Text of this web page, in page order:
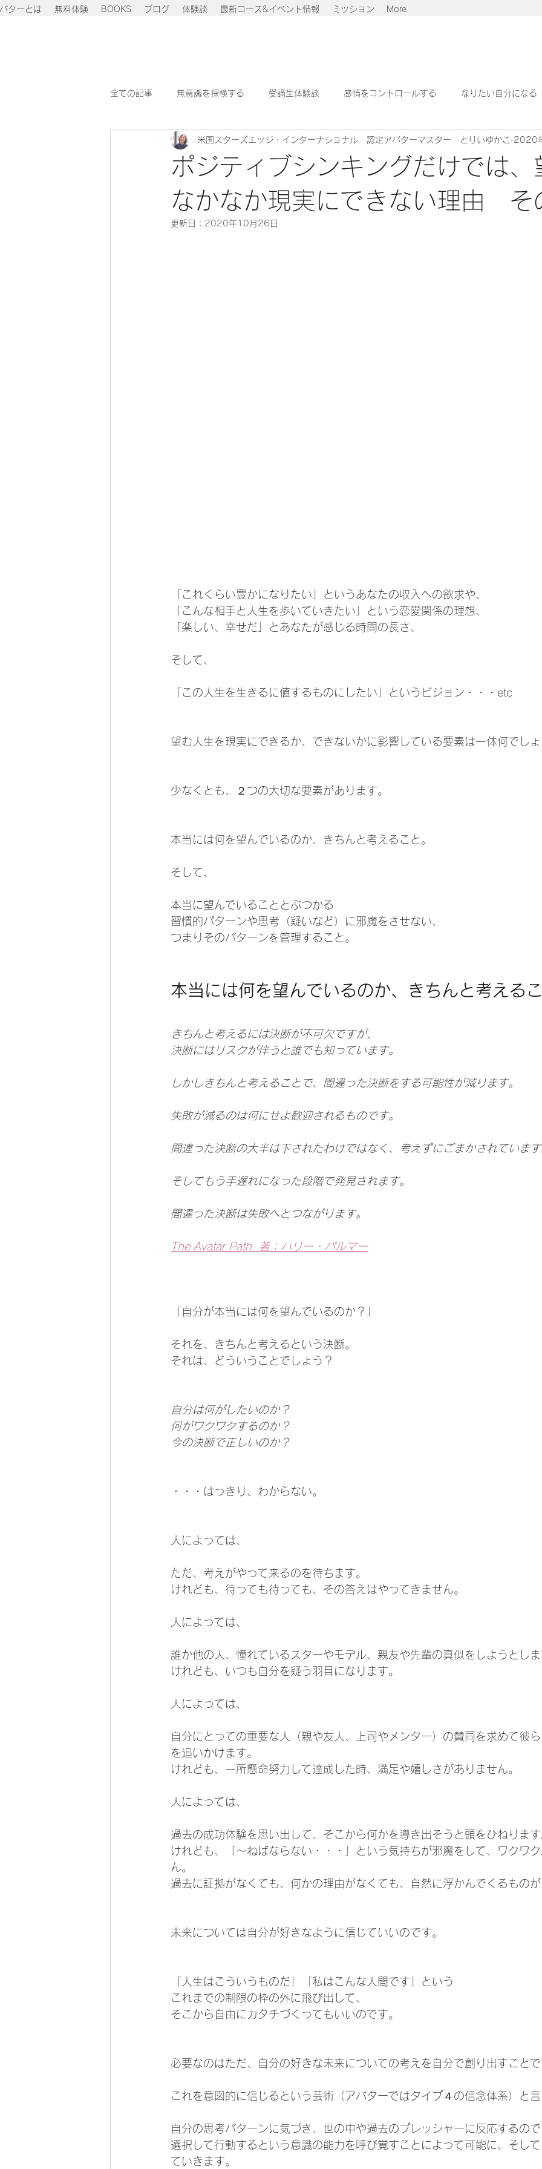
ターとは 無料体験 BOOKS ブログ 体験談 最新コース&イベント情報 ミッション More
全ての記事 無意識を探検する 受講生体験談 感情をコントロールする なりたい自分になる
意志の力を強くする 成功し幸せでいる より良い地球へ
ポジティブシンキングだけでは、
なかなか現実にできない理由
米国スターズエッジ・インターナショナル 認定アバターマスター とりいゆかこ 2020
更新日： 2020年10月26日
「これくらい豊かになりたい」というあなたの収入への欲求や、
「こんな相手と人生を歩いていきたい」という恋愛関係の理想、
「楽しい、幸せだ」とあなたが感じる時間の長さ、
そして、
「この人生を生きるに値するものにしたい」というビジョン・・・etc
望む人生を現実にできるか、できないかに影響している要素は一体何でし
少なくとも、２つの大切な要素があります。
本当には何を望んでいるのか、きちんと考えること。
そして、
本当に望んでいることとぶつかる
習慣的パターンや思考（疑いなど）に邪魔をさせない、
つまりそのパターンを管理すること。
本当には何を望んでいるのか、きちんと考える
きちんと考えるには決断が不可欠ですが、
決断にはリスクが伴うと誰でも知っています。
しかしきちんと考えることで、間違った決断をする可能性が減ります。
失敗が減るのは何にせよ歓迎されるものです。
間違った決断の大半は下されたわけではなく、考えずにごまかされていま
そしてもう手遅れになった段階で発見されます。
間違った決断は失敗へとつながります。
The Avatar Path  著：ハリー・パルマー
「自分が本当には何を望んでいるのか？」
それを、きちんと考えるという決断。
それは、どういうことでしょう？
自分は何がしたいのか？
何がワクワクするのか？
今の決断で正しいのか？
・・・はっきり、わからない。
人によっては、
ただ、考えがやって来るのを待ちます。
けれども、待っても待っても、その答えはやってきません。
人によっては、
誰か他の人、憧れているスターやモデル、親友や先輩の真似をしようとし
けれども、いつも自分を疑う羽目になります。
人によっては、
自分にとっての重要な人（親や友人、上司やメンター）の賛同を求めて彼
を追いかけます。
けれども、一所懸命努力して達成した時、満足や嬉しさがありません。
人によっては、
過去の成功体験を思い出して、そこから何かを導き出そうと頭をひねりま
けれども、「～ねばならない・・・」という気持ちが邪魔をして、ワクワ
ん。
過去に証拠がなくても、何かの理由がなくても、自然に浮かんでくるもの
未来については自分が好きなように信じていいのです。
「人生はこういうものだ」「私はこんな人間です」という
これまでの制限の枠の外に飛び出して、
そこから自由にカタチづくってもいいのです。
必要なのはただ、自分の好きな未来についての考えを自分で創り出すこと
これを意図的に信じるという芸術（アバターではタイプ４の信念体系）と
自分の思考パターンに気づき、世の中や過去のプレッシャーに反応するの
選択して行動するという意識の能力を呼び覚すことによって可能に、そし
ていきます。